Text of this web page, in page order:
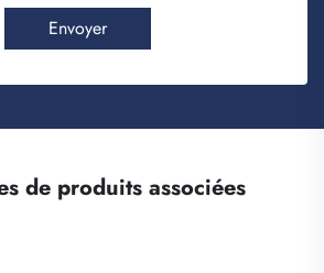
Envoyer
de produits associées